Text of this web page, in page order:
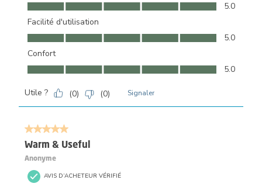
5.0
Facilité d'utilisation
Facilité d'utilisation, 5.0 sur 5
5.0
Confort
Confort, 5.0 sur 5
5.0
Utile ? (0) (0) Signaler
5 sur 5 étoiles.
Warm & Useful
Anonyme
AVIS D’ACHETEUR VÉRIFIÉ